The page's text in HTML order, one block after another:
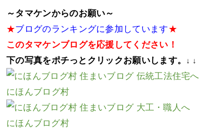
～タマケンからのお願い～
★ブログのランキングに参加しています★
このタマケンブログを応援してください！
下の写真をポチっとクリックお願いします。 ↓ ↓
にほんブログ村
にほんブログ村